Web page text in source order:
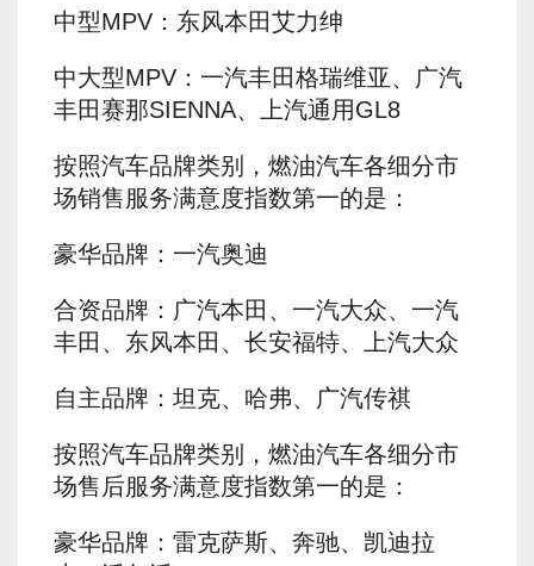
中型MPV：东风本田艾力绅
中大型MPV：一汽丰田格瑞维亚、广汽
丰田赛那SIENNA、上汽通用GL8
按照汽车品牌类别，燃油汽车各细分市
场销售服务满意度指数第一的是：
豪华品牌：一汽奥迪
合资品牌：广汽本田、一汽大众、一汽
丰田、东风本田、长安福特、上汽大众
自主品牌：坦克、哈弗、广汽传祺
按照汽车品牌类别，燃油汽车各细分市
场售后服务满意度指数第一的是：
豪华品牌：雷克萨斯、奔驰、凯迪拉